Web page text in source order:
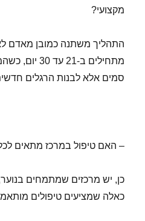
מקצועי?
התהליך משתנה כמובן מאדם
מתחילים ב-
סמים אלא לבנות הרגלים
– האם טיפול במרכז מתאים
כן, יש מרכזים שמתמחים
כאלה שמציעים טיפולים